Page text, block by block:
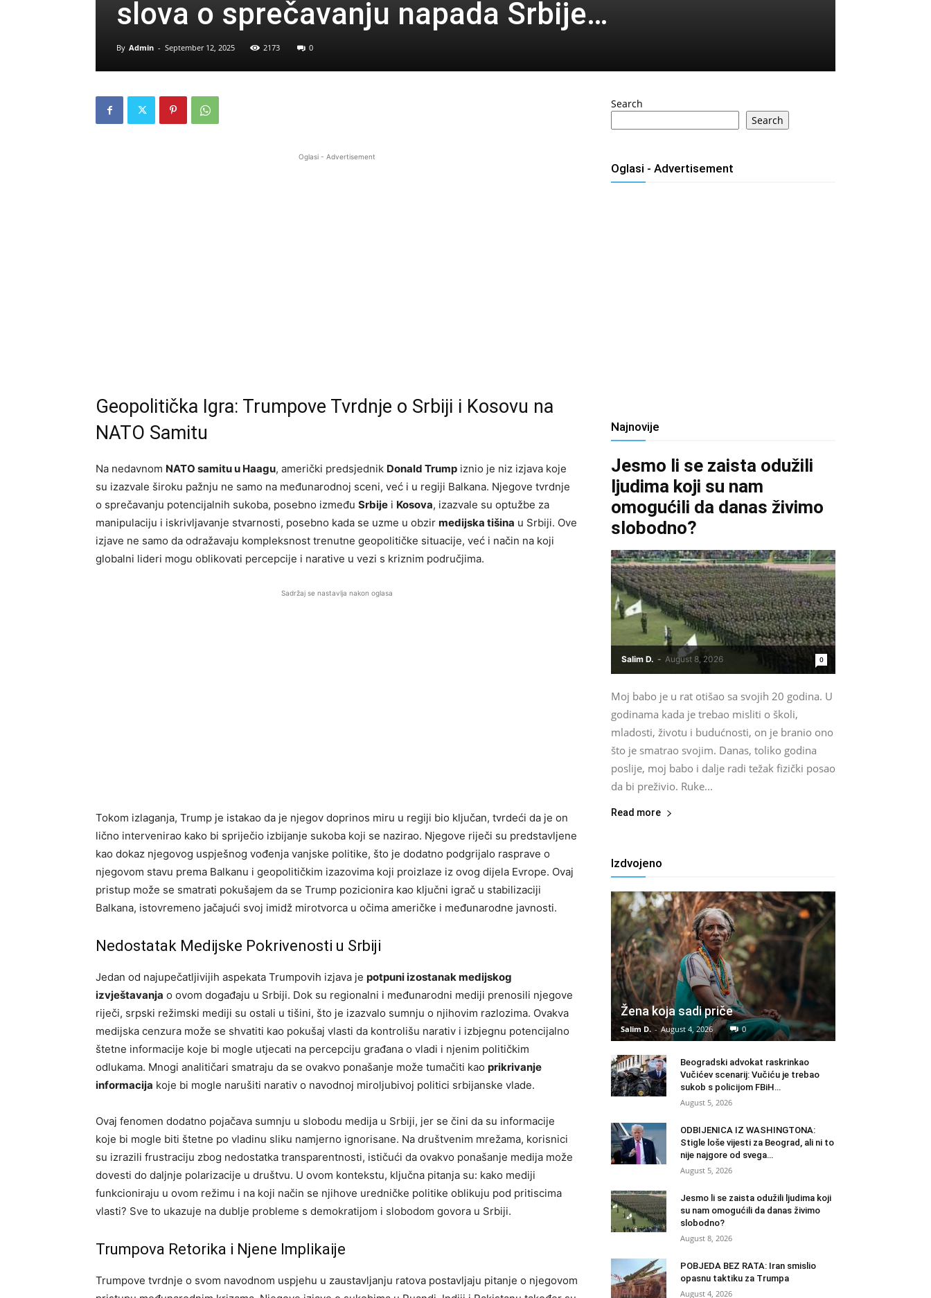
slova o sprečavanju napada Srbije…
By Admin - September 12, 2025 2173 0
Oglasi - Advertisement
Geopolitička Igra: Trumpove Tvrdnje o Srbiji i Kosovu na
NATO Samitu
Na nedavnom NATO samitu u Haagu, američki predsjednik Donald Trump iznio je niz izjava koje
su izazvale široku pažnju ne samo na međunarodnoj sceni, već i u regiji Balkana. Njegove tvrdnje
o sprečavanju potencijalnih sukoba, posebno između Srbije i Kosova, izazvale su optužbe za
manipulaciju i iskrivljavanje stvarnosti, posebno kada se uzme u obzir medijska tišina u Srbiji. Ove
izjave ne samo da odražavaju kompleksnost trenutne geopolitičke situacije, već i način na koji
globalni lideri mogu oblikovati percepcije i narative u vezi s kriznim područjima.
Sadržaj se nastavlja nakon oglasa
Tokom izlaganja, Trump je istakao da je njegov doprinos miru u regiji bio ključan, tvrdeći da je on
lično intervenirao kako bi spriječio izbijanje sukoba koji se nazirao. Njegove riječi su predstavljene
kao dokaz njegovog uspješnog vođenja vanjske politike, što je dodatno podgrijalo rasprave o
njegovom stavu prema Balkanu i geopolitičkim izazovima koji proizlaze iz ovog dijela Evrope. Ovaj
pristup može se smatrati pokušajem da se Trump pozicionira kao ključni igrač u stabilizaciji
Balkana, istovremeno jačajući svoj imidž mirotvorca u očima američke i međunarodne javnosti.
Nedostatak Medijske Pokrivenosti u Srbiji
Jedan od najupečatljivijih aspekata Trumpovih izjava je potpuni izostanak medijskog
izvještavanja o ovom događaju u Srbiji. Dok su regionalni i međunarodni mediji prenosili njegove
riječi, srpski režimski mediji su ostali u tišini, što je izazvalo sumnju o njihovim razlozima. Ovakva
medijska cenzura može se shvatiti kao pokušaj vlasti da kontrolišu narativ i izbjegnu potencijalno
štetne informacije koje bi mogle utjecati na percepciju građana o vladi i njenim političkim
odlukama. Mnogi analitičari smatraju da se ovakvo ponašanje može tumačiti kao prikrivanje
informacija koje bi mogle narušiti narativ o navodnoj miroljubivoj politici srbijanske vlade.
Ovaj fenomen dodatno pojačava sumnju u slobodu medija u Srbiji, jer se čini da su informacije
koje bi mogle biti štetne po vladinu sliku namjerno ignorisane. Na društvenim mrežama, korisnici
su izrazili frustraciju zbog nedostatka transparentnosti, ističući da ovakvo ponašanje medija može
dovesti do daljnje polarizacije u društvu. U ovom kontekstu, ključna pitanja su: kako mediji
funkcioniraju u ovom režimu i na koji način se njihove uredničke politike oblikuju pod pritiscima
vlasti? Sve to ukazuje na dublje probleme s demokratijom i slobodom govora u Srbiji.
Trumpova Retorika i Njene Implikaije
Trumpove tvrdnje o svom navodnom uspjehu u zaustavljanju ratova postavljaju pitanje o njegovom
Search
Search
Oglasi - Advertisement
Najnovije
Jesmo li se zaista odužili
ljudima koji su nam
omogućili da danas živimo
slobodno?
Salim D. - August 8, 2026 0
Moj babo je u rat otišao sa svojih 20 godina. U
godinama kada je trebao misliti o školi,
mladosti, životu i budućnosti, on je branio ono
što je smatrao svojim. Danas, toliko godina
poslije, moj babo i dalje radi težak fizički posao
da bi preživio. Ruke...
Read more
Izdvojeno
Žena koja sadi priče
Salim D. - August 4, 2026 0
Beogradski advokat raskrinkao
Vučićev scenarij: Vučiću je trebao
sukob s policijom FBiH…
August 5, 2026
ODBIJENICA IZ WASHINGTONA:
Stigle loše vijesti za Beograd, ali ni to
nije najgore od svega…
August 5, 2026
Jesmo li se zaista odužili ljudima koji
su nam omogućili da danas živimo
slobodno?
August 8, 2026
POBJEDA BEZ RATA: Iran smislio
opasnu taktiku za Trumpa
August 4, 2026